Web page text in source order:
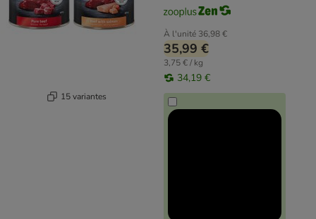
15 variantes
À l'unité 36,98 €
35,99 €
3,75 € / kg
34,19 €